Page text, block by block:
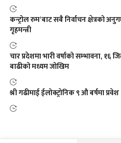
कन्ट्रोल रुम’बाट सबै निर्वाचन क्षेत्रको
गृहमन्त्री
चार प्रदेशमा भारी वर्षाको सम्भावना, १६
बाढीको मध्यम जोखिम
श्री गढीमाई ईलोक्ट्रोनिक ९ औ बर्षमा प्रवेश